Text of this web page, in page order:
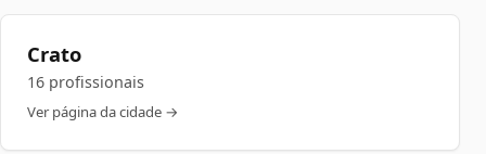
Crato
16 profissionais
Ver página da cidade →